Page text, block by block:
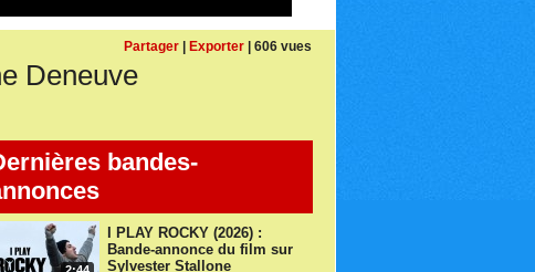
Partager | Exporter | 606 vues
Deneuve
bandes-
I PLAY ROCKY (2026) :
Bande-annonce du film sur
Sylvester Stallone